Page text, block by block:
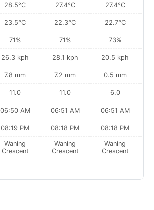
28.5°C
23.5°C
71%
26.3 kph
7.8 mm
11.0
06:50 AM
08:19 PM
Waning
Crescent
27.4°C
22.3°C
71%
28.1 kph
7.2 mm
11.0
06:51 AM
08:18 PM
Waning
Crescent
27.4°C
22.7°C
73%
20.5 kph
0.5 mm
6.0
06:51 AM
08:18 PM
Waning
Crescent